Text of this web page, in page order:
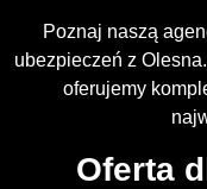
Poznaj naszą
ubezpieczeń z
oferujemy
Oferta